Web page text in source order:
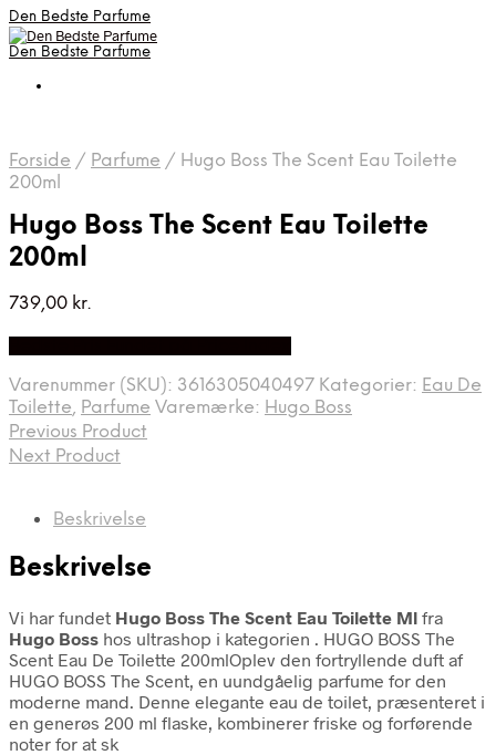
Den Bedste Parfume
Den Bedste Parfume
Forside / Parfume / Hugo Boss The Scent Eau Toilette
200ml
Hugo Boss The Scent Eau Toilette
200ml
739,00 kr.
Varenummer (SKU): 3616305040497 Kategorier: Eau De
Toilette, Parfume Varemærke: Hugo Boss
Previous Product
Next Product
Beskrivelse
Beskrivelse
Vi har fundet Hugo Boss The Scent Eau Toilette Ml fra
Hugo Boss hos ultrashop i kategorien . HUGO BOSS The
Scent Eau De Toilette 200mlOplev den fortryllende duft af
HUGO BOSS The Scent, en uundgåelig parfume for den
moderne mand. Denne elegante eau de toilet, præsenteret i
en generøs 200 ml flaske, kombinerer friske og forførende
noter for at sk